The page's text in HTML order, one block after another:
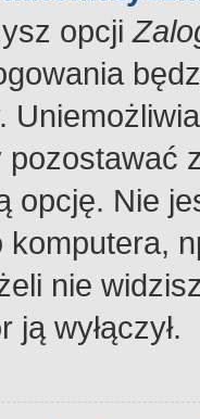
opcji
pozostawać
opcję. Nie
komputera,
nie
wyłączył.